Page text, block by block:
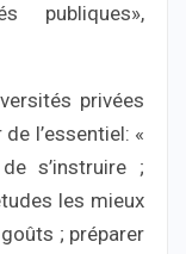
publiques»,
privées
l’essentiel: «
s’instruire ;
les mieux
; préparer